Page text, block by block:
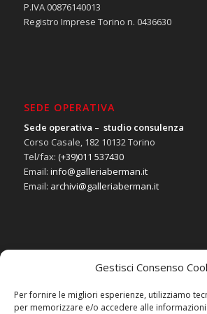
Gestisci Consenso
Per fornire le migliori esperienze, utilizziamo
per memorizzare e/o accedere alle
P.IVA 00876140013
Registro Imprese Torino n. 0436630
SEDE OPERATIVA
Sede operativa – studio consulenza
Corso Casale, 182 10132 Torino
Tel/fax: (+39)011 537430
Email: info@galleriaberman.it
Email: archivi@galleriaberman.it